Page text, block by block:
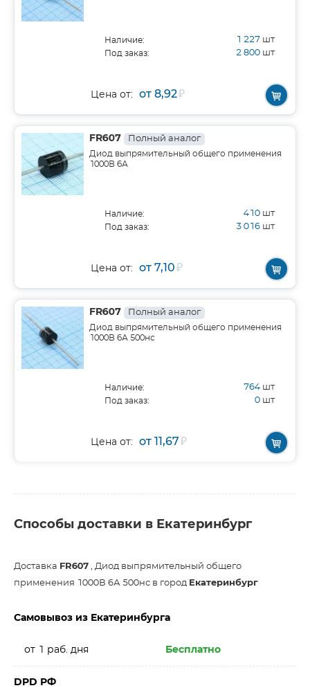
Наличие: 1 227 шт
Под заказ: 2 800 шт
Цена от: от 8,92₽
FR607 Полный аналог
Диод выпрямительный общего применения
1000В 6А
Наличие: 410 шт
Под заказ: 3 016 шт
Цена от: от 7,10₽
FR607 Полный аналог
Диод выпрямительный общего применения
1000В 6А 500нс
Наличие: 764 шт
Под заказ: 0 шт
Цена от: от 11,67₽
Способы доставки в Екатеринбург
Доставка FR607 , Диод выпрямительный общего
применения 1000В 6А 500нс в город Екатеринбург
Самовывоз из Екатеринбурга
от 1 раб. дня Бесплатно
DPD РФ